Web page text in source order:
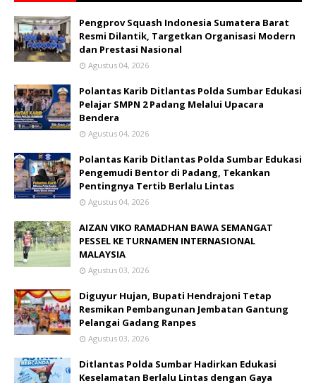
Pengprov Squash Indonesia Sumatera Barat
Resmi Dilantik, Targetkan Organisasi Modern
dan Prestasi Nasional
Agustus 04, 2026
Polantas Karib Ditlantas Polda Sumbar Edukasi
Pelajar SMPN 2 Padang Melalui Upacara
Bendera
Agustus 04, 2026
Polantas Karib Ditlantas Polda Sumbar Edukasi
Pengemudi Bentor di Padang, Tekankan
Pentingnya Tertib Berlalu Lintas
Agustus 04, 2026
AIZAN VIKO RAMADHAN BAWA SEMANGAT
PESSEL KE TURNAMEN INTERNASIONAL
MALAYSIA
Agustus 03, 2026
Diguyur Hujan, Bupati Hendrajoni Tetap
Resmikan Pembangunan Jembatan Gantung
Pelangai Gadang Ranpes
Agustus 03, 2026
Ditlantas Polda Sumbar Hadirkan Edukasi
Keselamatan Berlalu Lintas dengan Gaya